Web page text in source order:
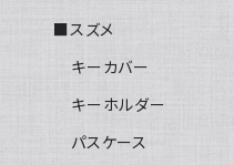
■スズメ
キーカバー
キーホルダー
パスケース